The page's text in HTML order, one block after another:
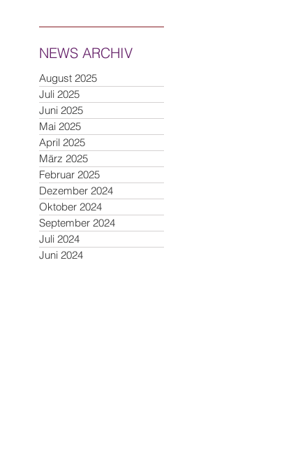
NEWS ARCHIV
August 2025
Juli 2025
Juni 2025
Mai 2025
April 2025
März 2025
Februar 2025
Dezember 2024
Oktober 2024
September 2024
Juli 2024
Juni 2024